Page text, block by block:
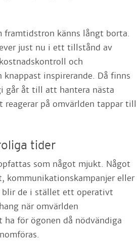
framtidstron känns långt borta.
just nu i ett tillstånd av
och
inspirerande. Då finns
går åt till att hantera nästa
reagerar på omvärlden tappar till
tider
som något mjukt. Något
kommunikationskampanjer eller
blir de i stället ett operativt
när omvärlden
för ögonen då nödvändiga